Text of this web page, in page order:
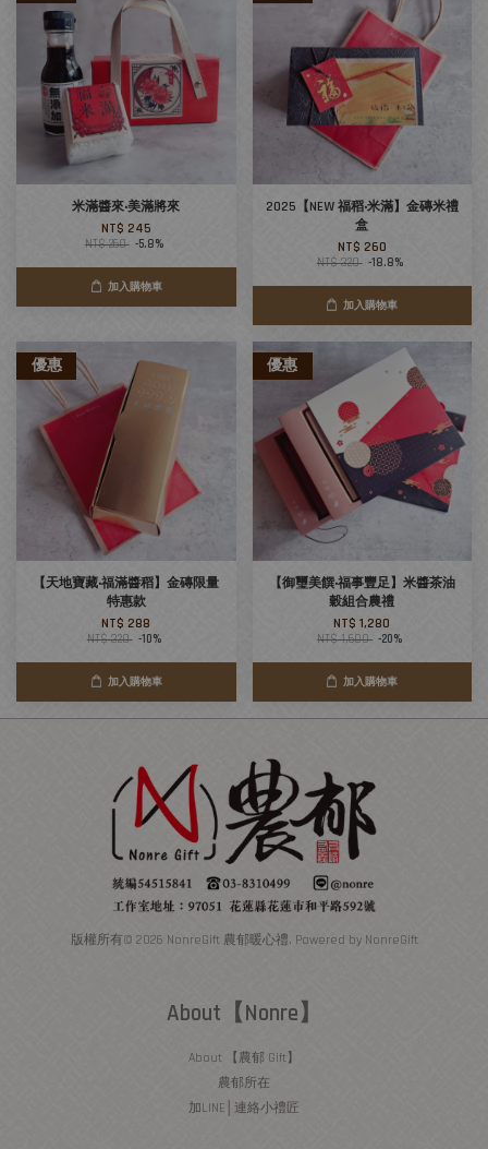
米滿醬來‧美滿將來
NT$ 245
NT$ 260 -5.8%
加入購物車
2025【NEW 福稻‧米滿】金磚米禮
盒
NT$ 260
NT$ 320 -18.8%
加入購物車
優惠
【天地寶藏‧福滿醬稻】金磚限量
特惠款
NT$ 288
NT$ 320 -10%
加入購物車
優惠
【御璽美饌‧福事豐足】米醬茶油
穀組合農禮
NT$ 1,280
NT$ 1,600 -20%
加入購物車
版權所有© 2026 NonreGift 農郁暖心禮. Powered by NonreGift
About【Nonre】
About 【農郁 Gift】
農郁所在
加LINE│連絡小禮匠